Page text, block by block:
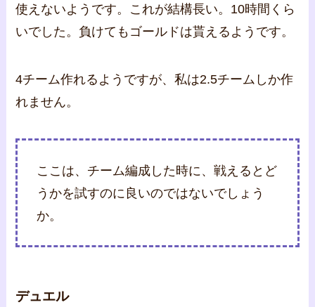
使えないようです。これが結構長い。10時間くら
いでした。負けてもゴールドは貰えるようです。
4チーム作れるようですが、私は2.5チームしか作
れません。
ここは、チーム編成した時に、戦えるとど
うかを試すのに良いのではないでしょう
か。
デュエル